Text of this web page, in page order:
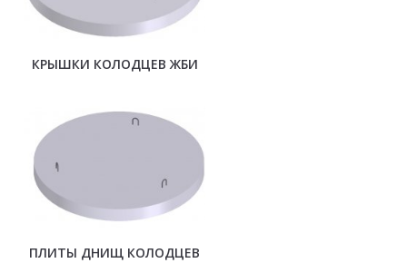
КРЫШКИ КОЛОДЦЕВ ЖБИ
ПЛИТЫ ДНИЩ КОЛОДЦЕВ